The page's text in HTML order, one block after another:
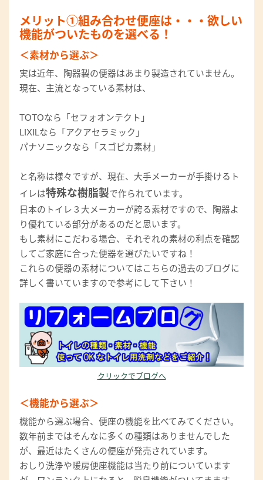
メリット①組み合わせ便座は・・・欲しい
機能がついたものを選べる！
＜素材から選ぶ＞
実は近年、陶器製の便器はあまり製造されていません。
現在、主流となっている素材は、
TOTOなら「セフォオンテクト」
LIXILなら「アクアセラミック」
パナソニックなら「スゴピカ素材」
と名称は様々ですが、現在、大手メーカーが手掛けるト
イレは特殊な樹脂製で作られています。
日本のトイレ３大メーカーが誇る素材ですので、陶器よ
り優れている部分があるのだと思います。
もし素材にこだわる場合、それぞれの素材の利点を確認
してご家庭に合った便器を選びたいですね！
これらの便器の素材についてはこちらの過去のブログに
詳しく書いていますので参考にして下さい！
クリックでブログへ
＜機能から選ぶ＞
機能から選ぶ場合、便座の機能を比べてみてください。
数年前まではそんなに多くの種類はありませんでした
が、最近はたくさんの便座が発売されています。
おしり洗浄や暖房便座機能は当たり前についています